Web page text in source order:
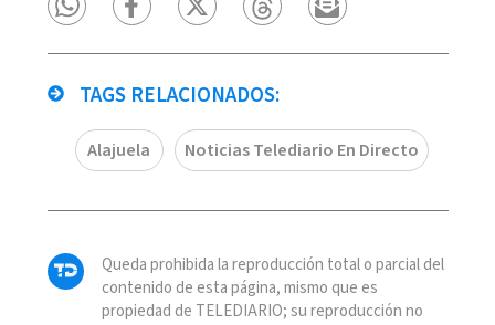
TAGS RELACIONADOS:
Alajuela Noticias Telediario En Directo
Queda prohibida la reproducción total o parcial del
contenido de esta página, mismo que es
propiedad de TELEDIARIO; su reproducción no